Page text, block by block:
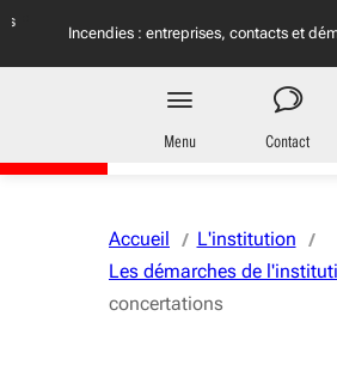
Vous naviguez en mode anonymisé,
Incendies : entreprises, contacts et
Région
Nouvelle-Aquitaine
Menu Contact
Accueil
L'institution
Les démarches de
concertations